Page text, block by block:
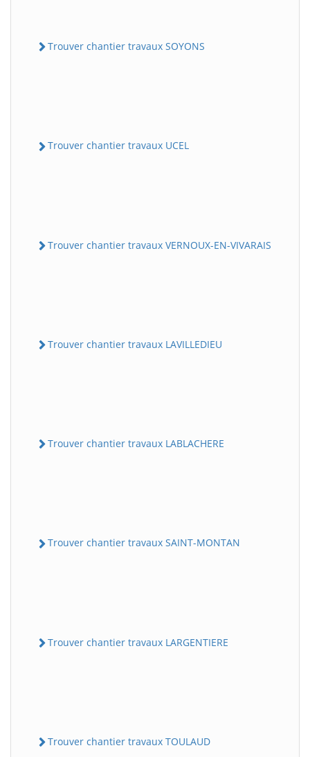
Trouver chantier travaux SOYONS
Trouver chantier travaux UCEL
Trouver chantier travaux VERNOUX-EN-VIVARAIS
Trouver chantier travaux LAVILLEDIEU
Trouver chantier travaux LABLACHERE
Trouver chantier travaux SAINT-MONTAN
Trouver chantier travaux LARGENTIERE
Trouver chantier travaux TOULAUD